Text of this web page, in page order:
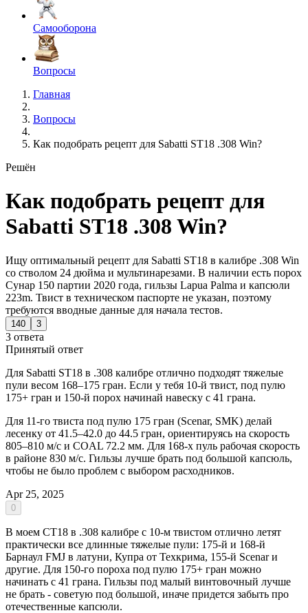
Самооборона
Вопросы
Главная
Вопросы
Как подобрать рецепт для Sabatti ST18 .308 Win?
Решён
Как подобрать рецепт для
Sabatti ST18 .308 Win?
Ищу оптимальный рецепт для Sabatti ST18 в калибре .308 Win
со стволом 24 дюйма и мультинарезами. В наличии есть порох
Сунар 150 партии 2020 года, гильзы Lapua Palma и капсюли
223m. Твист в техническом паспорте не указан, поэтому
требуются вводные данные для начала тестов.
140 3
3 ответа
Принятый ответ
Для Sabatti ST18 в .308 калибре отлично подходят тяжелые
пули весом 168–175 гран. Если у тебя 10-й твист, под пулю
175+ гран и 150-й порох начинай навеску с 41 грана.
Для 11-го твиста под пулю 175 гран (Scenar, SMK) делай
лесенку от 41.5–42.0 до 44.5 гран, ориентируясь на скорость
805–810 м/с и COAL 72.2 мм. Для 168-х пуль рабочая скорость
в районе 830 м/с. Гильзы лучше брать под большой капсюль,
чтобы не было проблем с выбором расходников.
Apr 25, 2025
0
В моем СТ18 в .308 калибре с 10-м твистом отлично летят
практически все длинные тяжелые пули: 175-й и 168-й
Барнаул FMJ в латуни, Купра от Техкрима, 155-й Scenar и
другие. Для 150-го пороха под пулю 175+ гран можно
начинать с 41 грана. Гильзы под малый винтовочный лучше
не брать - советую под большой, иначе придется забыть про
отечественные капсюли.